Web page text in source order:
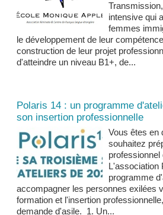
intensive qui
femmes
le développement de leur
construction de leur projet
d'atteindre un niveau B1+, de...
Polaris 14 : un programme
son insertion professionnelle
Vous êtes en
souhaitez
professionnel
L'association
programme
accompagner les personnes exilées
formation et l'insertion
demande d'asile. 1. Un...